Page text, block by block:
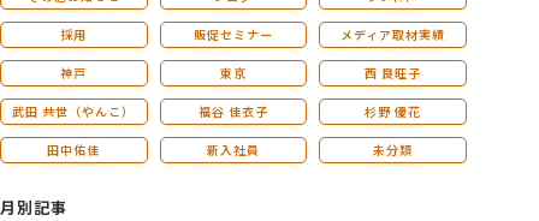
採用 販促セミナー メディア取材実績
神戸 東京 西 良旺子
武田 共世（やんこ） 福谷 佳衣子 杉野 優花
田中佑佳 新入社員 未分類
月別記事